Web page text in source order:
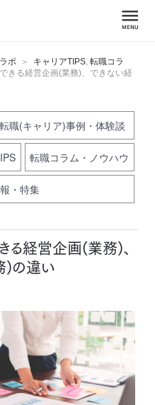
ボ キャリアTIPS, 転職コラ
きる経営企画(業務)、できない経
転職(キャリア)事例・体験談
転職コラム・ノウハウ
・特集
る経営企画(業務)、
)の違い